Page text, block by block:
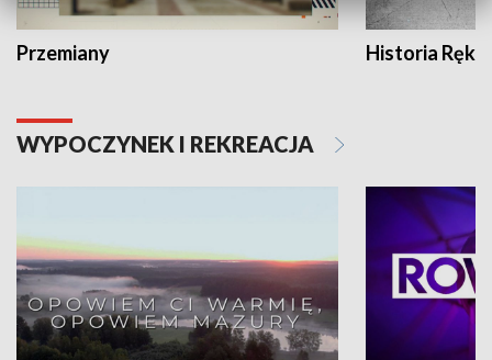
Przemiany Historia Ręką
WYPOCZYNEK I REKREACJA